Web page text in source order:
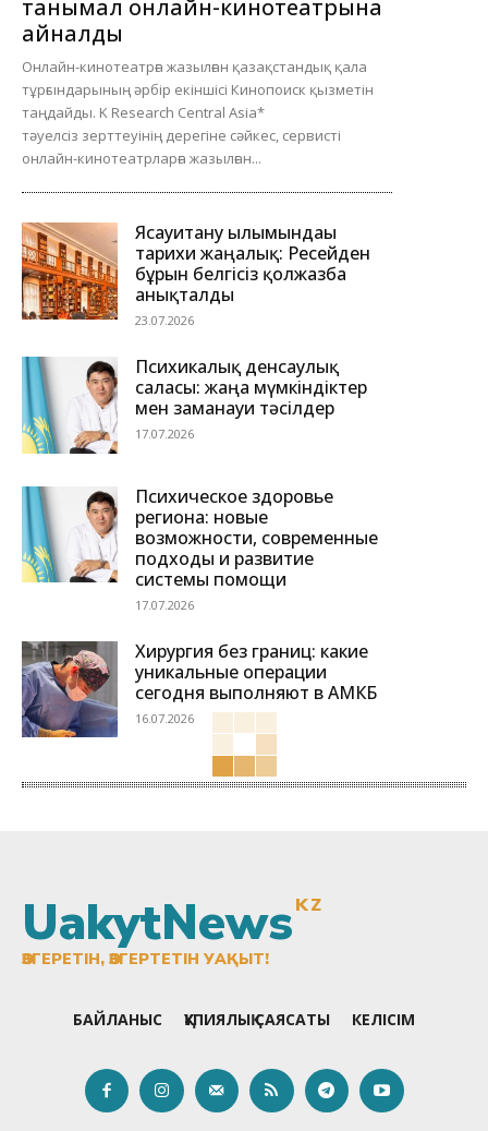
танымал онлайн-кинотеатрына
айналды
Онлайн-кинотеатрға жазылған қазақстандық қала
тұрғындарының әрбір екіншісі Кинопоиск қызметін
таңдайды. K Research Central Asia*
тәуелсіз зерттеуінің дерегіне сәйкес, сервисті
онлайн-кинотеатрларға жазылған...
Ясауитану ғылымындағы
тарихи жаңалық: Ресейден
бұрын белгісіз қолжазба
анықталды
23.07.2026
Психикалық денсаулық
саласы: жаңа мүмкіндіктер
мен заманауи тәсілдер
17.07.2026
Психическое здоровье
региона: новые
возможности, современные
подходы и развитие
системы помощи
17.07.2026
Хирургия без границ: какие
уникальные операции
сегодня выполняют в АМКБ
16.07.2026
UakytNewsKZ
ӨЗГЕРЕТІН, ӨЗГЕРТЕТІН УАҚЫТ!
БАЙЛАНЫС ҚҰПИЯЛЫҚ САЯСАТЫ КЕЛІСІМ